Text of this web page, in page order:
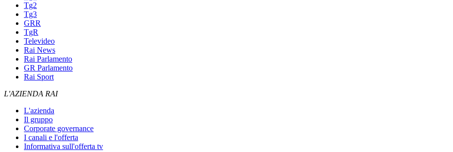
Tg2
Tg3
GRR
TgR
Televideo
Rai News
Rai Parlamento
GR Parlamento
Rai Sport
L'AZIENDA RAI
L'azienda
Il gruppo
Corporate governance
I canali e l'offerta
Informativa sull'offerta tv